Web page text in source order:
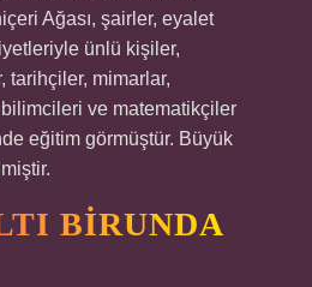
Ağası, şairler, eyalet
ünlü kişiler,
tarihçiler, mimarlar,
ve matematikçiler
eğitim görmüştür. Büyük
BIRUNDA